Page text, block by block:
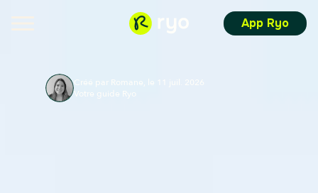
App Ryo
Créé par Romane, le 11 juil. 2026
Votre guide Ryo